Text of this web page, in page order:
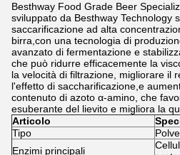
Besthway Food Grade Beer
sviluppato da Besthway Technology
saccarificazione ad alta
birra,con una tecnologia di
avanzato di fermentazione e
che può ridurre efficacemente la
la velocità di filtrazione, migliorare il
l'effetto di saccharificazione,e
contenuto di azoto α-amino, che
esuberante del lievito e migliora la
Articolo
Tipo
Enzimi principali